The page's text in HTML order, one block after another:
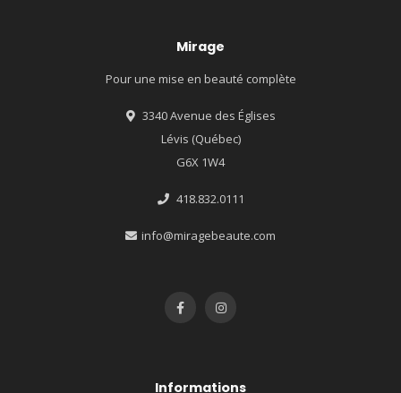
Mirage
Pour une mise en beauté complète
3340 Avenue des Églises
Lévis (Québec)
G6X 1W4
418.832.0111
info@miragebeaute.com
Informations